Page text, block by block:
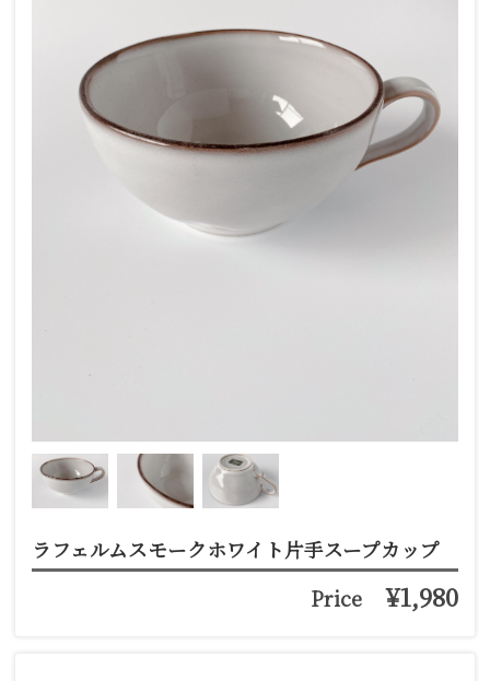
ラフェルムスモークホワイト片手スープカップ
Price ¥1,980